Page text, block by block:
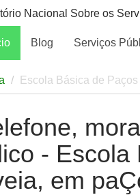
Nacional Sobre os
Blog Serviços
Escola Básica de
-
em